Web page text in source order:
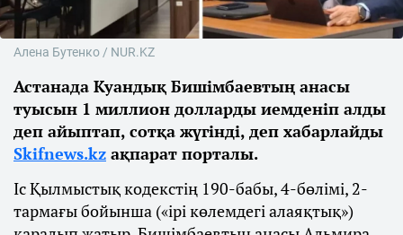
Алена Бутенко / NUR.KZ
Астанада Куандық Бишімбаевтың анасы
туысын 1 миллион долларды иемденіп алды
деп айыптап, сотқа жүгінді, деп хабарлайды
Skifnews.kz ақпарат порталы.
Іс Қылмыстық кодекстің 190-бабы, 4-бөлімі, 2-
тармағы бойынша («ірі көлемдегі алаяқтық»)